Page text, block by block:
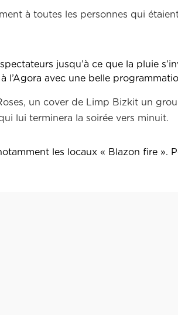
à toutes les personnes qui
jusqu’à ce que la pluie
l’Agora avec une belle
un cover de Limp Bizkit un
lui terminera la soirée vers minuit.
les locaux « Blazon fire ».